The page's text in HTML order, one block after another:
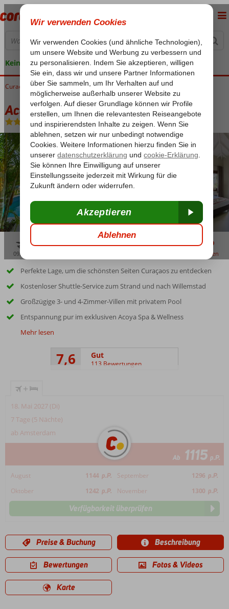
Keine versteckten Kosten
Home
Curaçao Willemstad Acoya Curacao Resort, Villas & Spa
Acoya Curacao Resort, Villas & Spa
Ohne Verpflegung-Hotel
09:00 merken
Perfekte Lage, um die schönsten Seiten Curaçaos zu entdecken
Kostenloser Shuttle-Service zum Strand und nach Willemstad
Großzügige 3- und 4-Zimmer-Villen mit privatem Pool
Entspannung pur im exklusiven Acoya Spa & Wellness
Mehr lesen
7,6 Gut
113 Bewertungen
+
18. Mai 2027 (Di)
7 Tage (5 Nächte)
ab Amsterdam
Ab 1115 p.P.
August 1144 p.P. September 1296 p.P.
Oktober
1242 p.P. November 1300 p.P.
Verfügbarkeit überprüfen
Preise & Buchung Beschreibung
Bewertungen Fotos & Videos
Karte